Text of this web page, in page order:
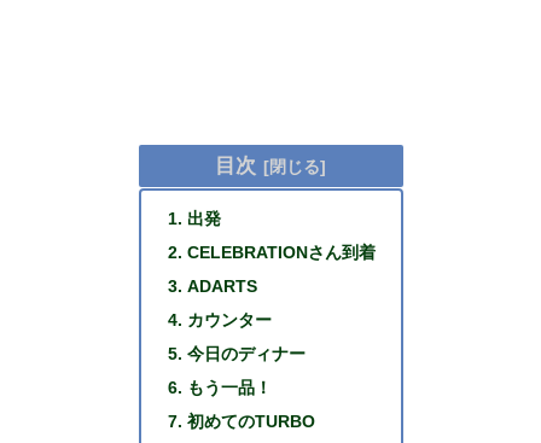
目次
出発
CELEBRATIONさん到着
ADARTS
カウンター
今日のディナー
もう一品！
初めてのTURBO